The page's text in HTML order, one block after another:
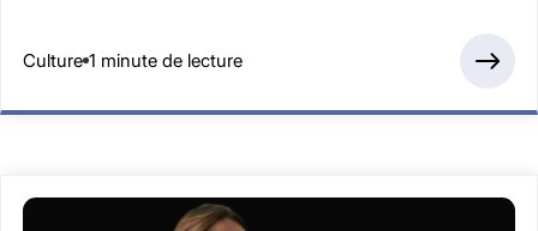
Culture 1 minute de lecture